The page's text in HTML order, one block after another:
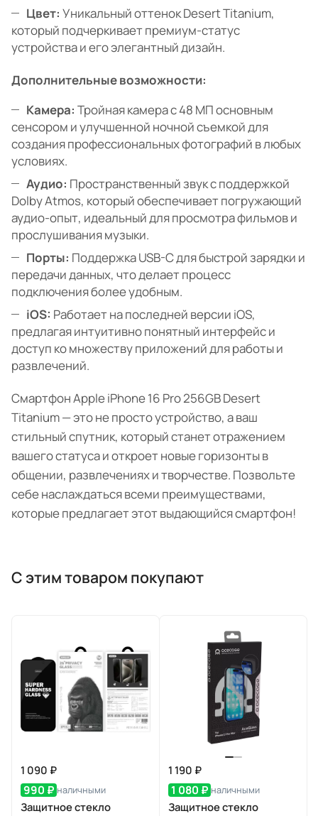
Цвет: Уникальный оттенок Desert Titanium,
который подчеркивает премиум-статус
устройства и его элегантный дизайн.
Дополнительные возможности:
Камера: Тройная камера с 48 МП основным
сенсором и улучшенной ночной съемкой для
создания профессиональных фотографий в любых
условиях.
Аудио: Пространственный звук с поддержкой
Dolby Atmos, который обеспечивает погружающий
аудио-опыт, идеальный для просмотра фильмов и
прослушивания музыки.
Порты: Поддержка USB-C для быстрой зарядки и
передачи данных, что делает процесс
подключения более удобным.
iOS: Работает на последней версии iOS,
предлагая интуитивно понятный интерфейс и
доступ ко множеству приложений для работы и
развлечений.
Смартфон Apple iPhone 16 Pro 256GB Desert
Titanium — это не просто устройство, а ваш
стильный спутник, который станет отражением
вашего статуса и откроет новые горизонты в
общении, развлечениях и творчестве. Позвольте
себе наслаждаться всеми преимуществами,
которые предлагает этот выдающийся смартфон!
С этим товаром покупают
1 090 ₽
990 ₽ наличными
Защитное стекло
1 190 ₽
1 080 ₽ наличными
Защитное стекло